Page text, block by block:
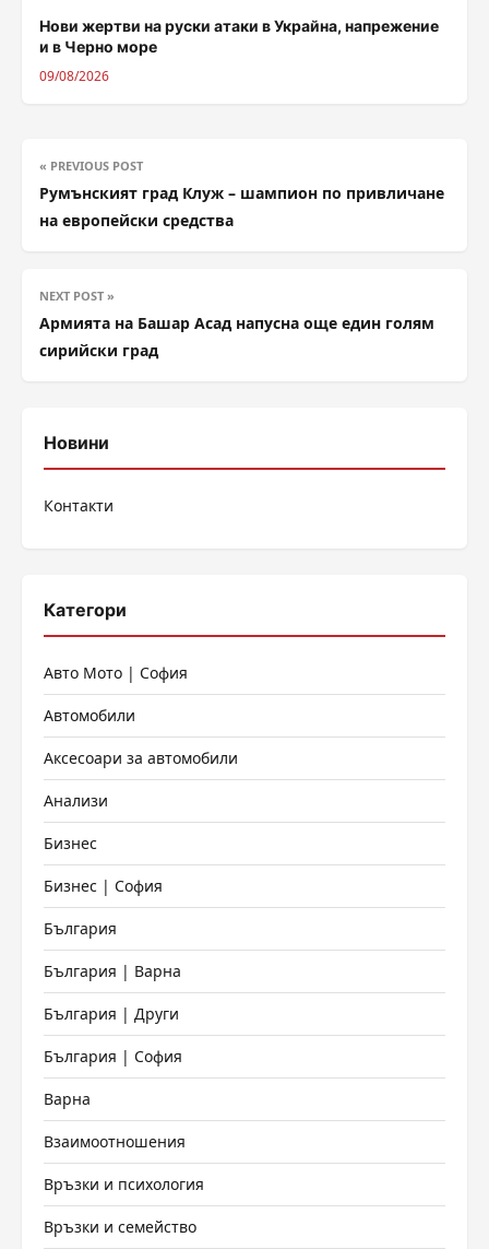
Нови жертви на руски атаки в Украйна, напрежение
и в Черно море
09/08/2026
« PREVIOUS POST
Румънският град Клуж – шампион по привличане
на европейски средства
NEXT POST »
Армията на Башар Асад напусна още един голям
сирийски град
Новини
Контакти
Категори
Авто Мото | София
Автомобили
Аксесоари за автомобили
Анализи
Бизнес
Бизнес | София
България
България | Варна
България | Други
България | София
Варна
Взаимоотношения
Връзки и психология
Връзки и семейство